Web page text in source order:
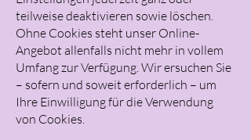
teilweise deaktivieren sowie löschen.
Ohne Cookies steht unser Online-
Angebot allenfalls nicht mehr in vollem
Umfang zur Verfügung. Wir ersuchen Sie
– sofern und soweit erforderlich – um
Ihre Einwilligung für die Verwendung
von Cookies.